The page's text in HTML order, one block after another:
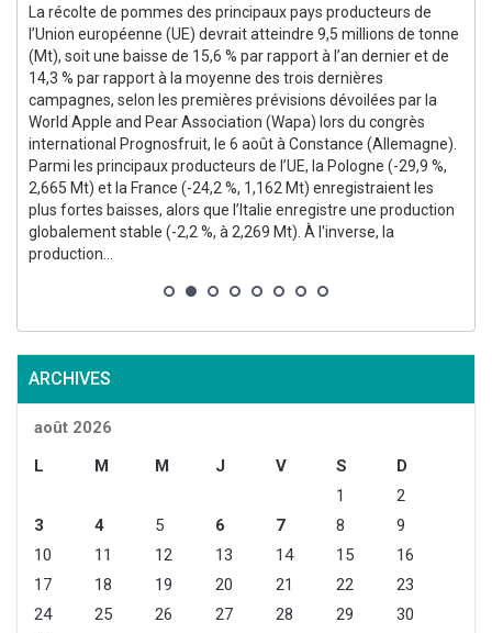
La récolte de pommes des principaux pays producteurs de
l’Union européenne (UE) devrait atteindre 9,5 millions de tonne
(Mt), soit une baisse de 15,6 % par rapport à l’an dernier et de
14,3 % par rapport à la moyenne des trois dernières
campagnes, selon les premières prévisions dévoilées par la
World Apple and Pear Association (Wapa) lors du congrès
international Prognosfruit, le 6 août à Constance (Allemagne).
Parmi les principaux producteurs de l’UE, la Pologne (-29,9 %,
2,665 Mt) et la France (-24,2 %, 1,162 Mt) enregistraient les
plus fortes baisses, alors que l’Italie enregistre une production
globalement stable (-2,2 %, à 2,269 Mt). À l'inverse, la
production...
ARCHIVES
août 2026
L
M M J V S
D
1
2
3
4 5 6 7 8
9
10
11 12 13 14 15
16
17
18 19 20 21 22
23
24
25 26 27 28 29
30